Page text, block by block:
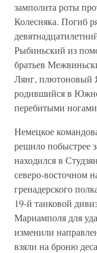
замполита роты
Колесняка. Погиб
Рыбиньский из
братьев
Лянг, плютоновый
родившийся в
перебитыми
Немецкое
решило побыстрее
находился в
северо-восточном
гренадерского
19-й танковой
Мариамполя для
изменили
взяли на броню